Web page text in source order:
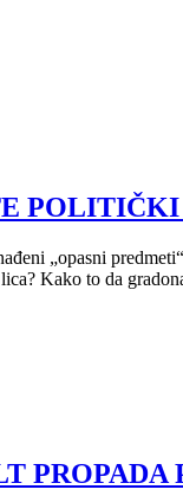
POLITIČKI
„opasni
Kako to da
PROPADA